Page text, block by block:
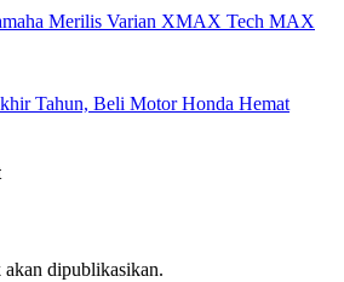
Merilis Varian XMAX Tech MAX
Tahun, Beli Motor Honda Hemat
dipublikasikan.